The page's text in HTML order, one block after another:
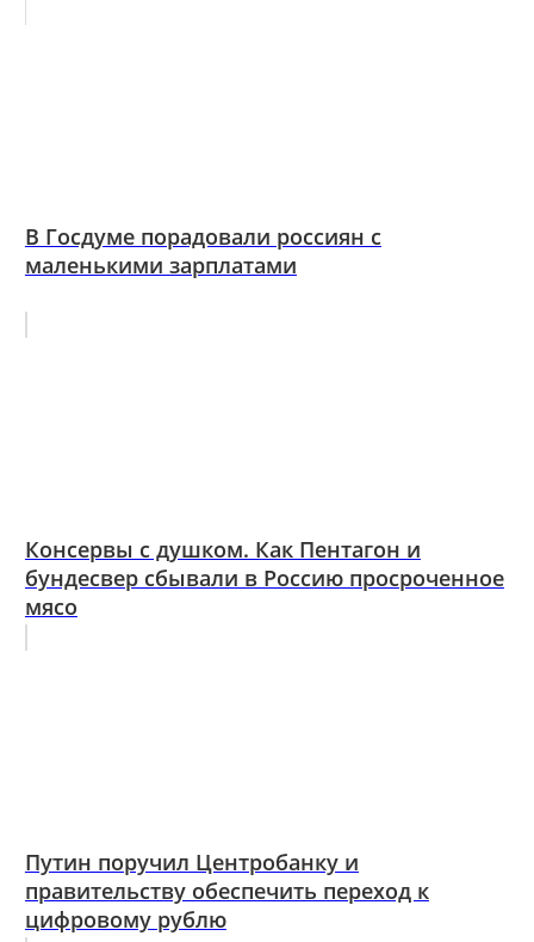
В Госдуме порадовали россиян с
маленькими зарплатами
Консервы с душком. Как Пентагон и
бундесвер сбывали в Россию просроченное
мясо
Путин поручил Центробанку и
правительству обеспечить переход к
цифровому рублю